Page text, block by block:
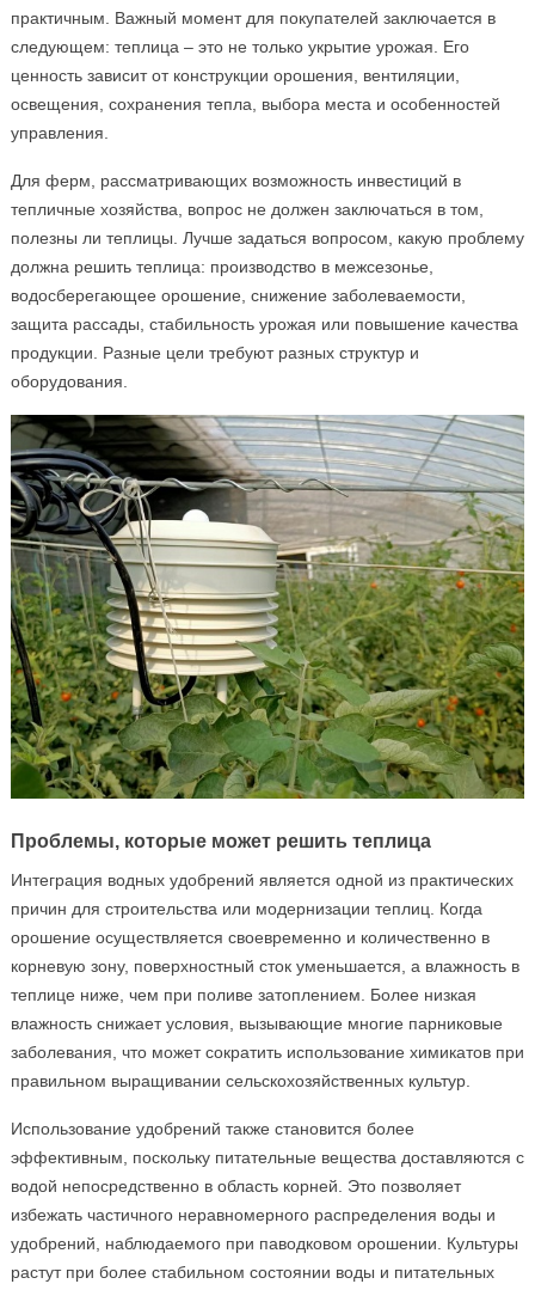
практичным. Важный момент для покупателей заключается в
следующем: теплица – это не только укрытие урожая. Его
ценность зависит от конструкции орошения, вентиляции,
освещения, сохранения тепла, выбора места и особенностей
управления.
Для ферм, рассматривающих возможность инвестиций в
тепличные хозяйства, вопрос не должен заключаться в том,
полезны ли теплицы. Лучше задаться вопросом, какую проблему
должна решить теплица: производство в межсезонье,
водосберегающее орошение, снижение заболеваемости,
защита рассады, стабильность урожая или повышение качества
продукции. Разные цели требуют разных структур и
оборудования.
Проблемы, которые может решить теплица
Интеграция водных удобрений является одной из практических
причин для строительства или модернизации теплиц. Когда
орошение осуществляется своевременно и количественно в
корневую зону, поверхностный сток уменьшается, а влажность в
теплице ниже, чем при поливе затоплением. Более низкая
влажность снижает условия, вызывающие многие парниковые
заболевания, что может сократить использование химикатов при
правильном выращивании сельскохозяйственных культур.
Использование удобрений также становится более
эффективным, поскольку питательные вещества доставляются с
водой непосредственно в область корней. Это позволяет
избежать частичного неравномерного распределения воды и
удобрений, наблюдаемого при паводковом орошении. Культуры
растут при более стабильном состоянии воды и питательных